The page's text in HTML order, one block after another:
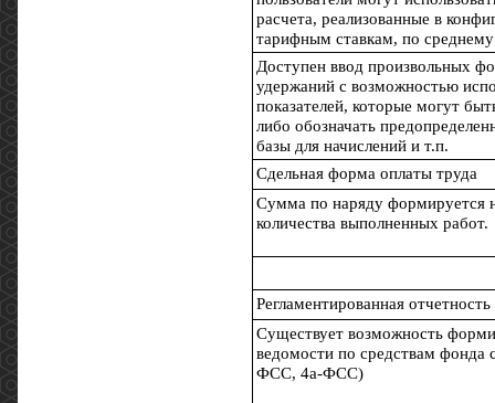
расчета, реализованные в
тарифным ставкам, по
Доступен ввод произвольных
удержаний с возможностью
показателей, которые могут
либо обозначать
базы для начислений и т.п.
Сдельная форма оплаты труда
Сумма по наряду формируется
количества выполненных работ.
Регламентированная отчетность
Существует возможность
ведомости по средствам фонда
ФСС, 4а-ФСС)